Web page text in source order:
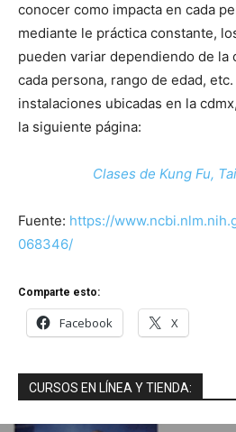
conocer como impacta en cada
mediante le práctica constante,
pueden variar dependiendo de la
cada persona, rango de edad,
instalaciones ubicadas en la
la siguiente página:
Clases de Kung Fu,
Fuente: https://
068346/
Comparte esto:
Facebook X
CURSOS EN LÍNEA Y TIENDA: